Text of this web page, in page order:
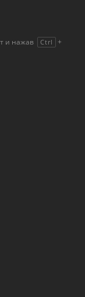
и нажав Ctrl +